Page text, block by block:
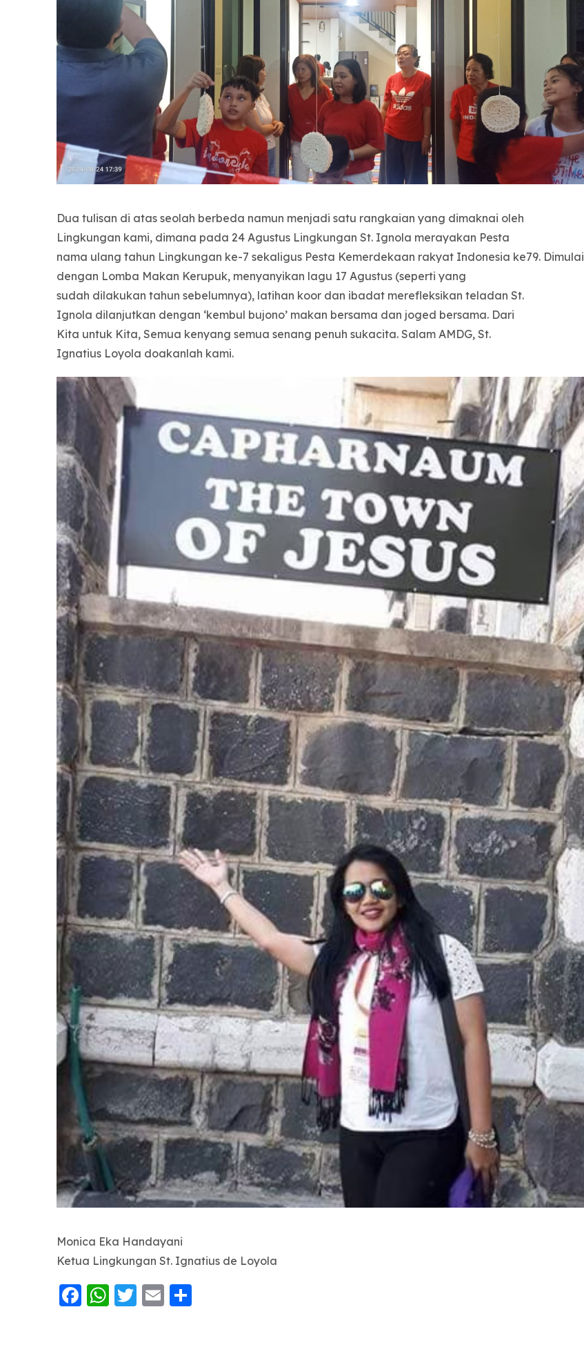
Dua tulisan di atas seolah berbeda namun menjadi satu rangkaian yang dimaknai oleh
Lingkungan kami, dimana pada 24 Agustus Lingkungan St. Ignola merayakan Pesta
nama ulang tahun Lingkungan ke-7 sekaligus Pesta Kemerdekaan rakyat Indonesia ke79. Dimulai
dengan Lomba Makan Kerupuk, menyanyikan lagu 17 Agustus (seperti yang
sudah dilakukan tahun sebelumnya), latihan koor dan ibadat merefleksikan teladan St.
Ignola dilanjutkan dengan ‘kembul bujono’ makan bersama dan joged bersama. Dari
Kita untuk Kita, Semua kenyang semua senang penuh sukacita. Salam AMDG, St.
Ignatius Loyola doakanlah kami.
Monica Eka Handayani
Ketua Lingkungan St. Ignatius de Loyola
Facebook
WhatsApp
Twitter
Email